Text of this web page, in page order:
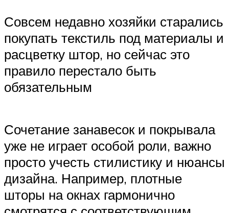
Совсем недавно хозяйки старались
покупать текстиль под материалы и
расцветку штор, но сейчас это
правило перестало быть
обязательным
Сочетание занавесок и покрывала
уже не играет особой роли, важно
просто учесть стилистику и нюансы
дизайна. Например, плотные
шторы на окнах гармонично